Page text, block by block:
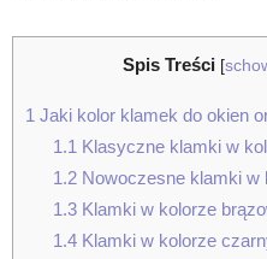
Spis Treści [
1 Jaki kolor klamek do okien
1.1 Klasyczne klamki w
1.2Nowoczesne klamki w
1.3Klamki w kolorze
1.4Klamki w kolorze